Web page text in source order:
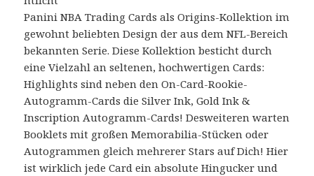
Panini NBA Trading Cards als Origins-Kollektion im
gewohnt beliebten Design der aus dem NFL-Bereich
bekannten Serie. Diese Kollektion besticht durch
eine Vielzahl an seltenen, hochwertigen Cards:
Highlights sind neben den On-Card-Rookie-
Autogramm-Cards die Silver Ink, Gold Ink &
Inscription Autogramm-Cards! Desweiteren warten
Booklets mit großen Memorabilia-Stücken oder
Autogrammen gleich mehrerer Stars auf Dich! Hier
ist wirklich jede Card ein absolute Hingucker und